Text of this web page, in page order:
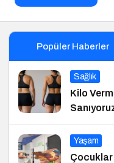
Popüler Haberler
Sağlık
Kilo
Yaşam